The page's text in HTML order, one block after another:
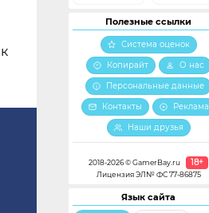
Полезные ссылки
Система оценок
Копирайт
О нас
Персональные данные
Контакты
Реклама
Наши друзья
2018-2026 © GamerBay.ru 18+
Лицензия ЭЛ№ ФС 77-86875
Язык сайта